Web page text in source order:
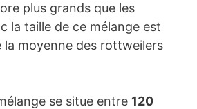
plus grands que les
la taille de ce mélange est
la moyenne des rottweilers
se situe entre 120